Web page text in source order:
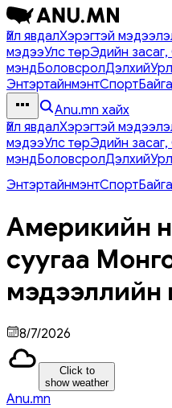
Үйл явдалХэрэгтэй
мэдээУлс төрЭдийн засаг,
мэндБоловсролДэлхий
ЭнтэртайнмэнтСпорт
Anu.mn хайх
Үйл явдалХэрэгтэй
мэдээУлс төрЭдийн засаг,
мэндБоловсролДэлхий
ЭнтэртайнмэнтСпорт
Америкийн
суугаа
мэдээллийн
8/7/2026
Click to
show weather
Anu.mn